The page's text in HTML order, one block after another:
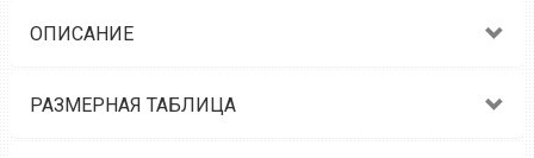
ОПИСАНИЕ
РАЗМЕРНАЯ ТАБЛИЦА